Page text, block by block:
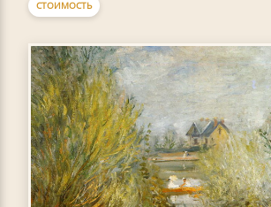
СТОИМОСТЬ